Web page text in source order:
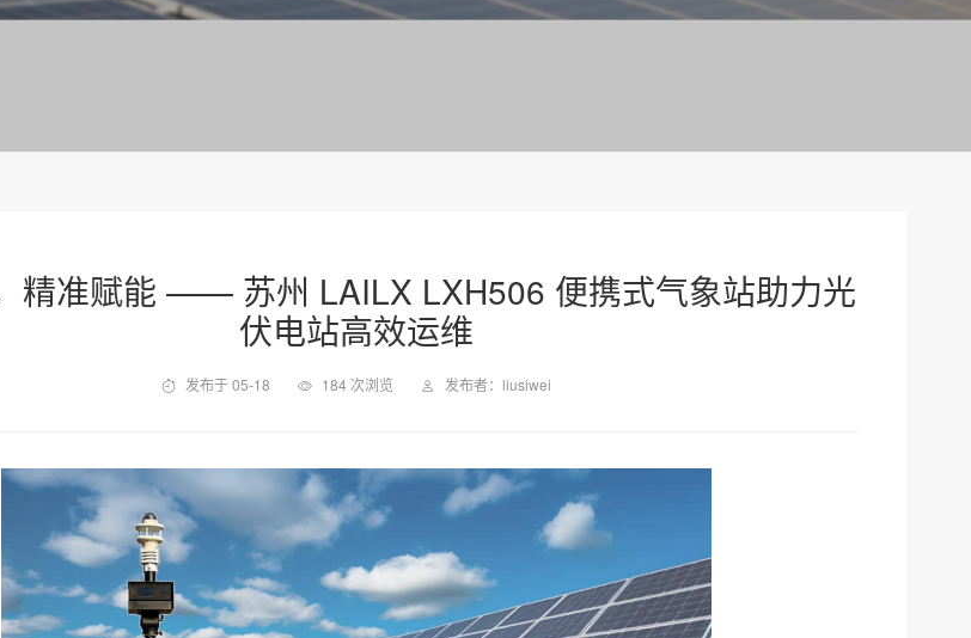
精准赋能 —— 苏州 LAILX LXH506 便携式气象站助力光
伏电站高效运维
发布于 05-18 184 次浏览 发布者：liusiwei